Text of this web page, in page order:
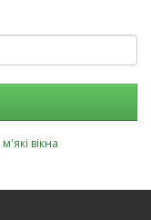
м'які вікна